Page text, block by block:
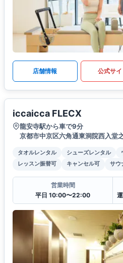
店舗情報 公式サイ
iccaicca FLECX
龍安寺駅から車で9分
京都市中京区六角通東洞院西入
タオルレンタル シューズレンタル
レッスン振替可
キャンセル可 サウ
営業時間
平日 10:00〜22:00